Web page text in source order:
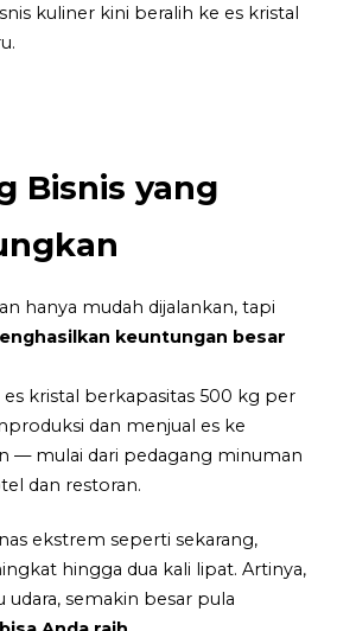
kuliner kini beralih ke es kristal
Bisnis yang
hanya mudah dijalankan, tapi
keuntungan besar
kristal berkapasitas 500 kg per
dan menjual es ke
— mulai dari pedagang minuman
dan restoran.
ekstrem seperti sekarang,
hingga dua kali lipat. Artinya,
semakin besar pula